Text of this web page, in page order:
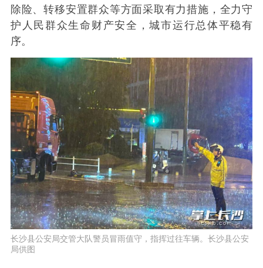
除险、转移安置群众等方面采取有力措施，全力守
护人民群众生命财产安全，城市运行总体平稳有
序。
长沙县公安局交管大队警员冒雨值守，指挥过往车辆。长沙县公安
局供图